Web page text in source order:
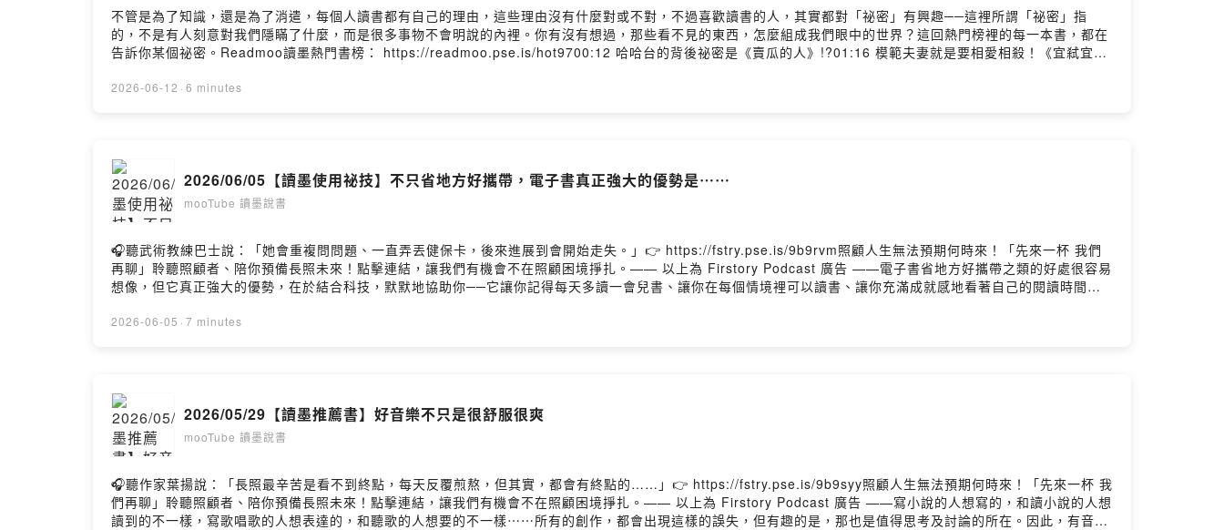
不管是為了知識，還是為了消遣，每個人讀書都有自己的理由，這些理由沒有什麼對或不對，不過喜歡讀書的人，其實都對「祕密」有興趣──這裡所謂「祕密」指
的，不是有人刻意對我們隱瞞了什麼，而是很多事物不會明說的內裡。你有沒有想過，那些看不見的東西，怎麼組成我們眼中的世界？這回熱門榜裡的每一本書，都在
告訴你某個祕密。Readmoo讀墨熱門書榜： https://readmoo.pse.is/hot9700:12 哈哈台的背後祕密是《賣瓜的人》!?01:16 模範夫妻就是要相愛相殺！《宜弒宜
彗星的吸血鬼》04:41 場景是歷史、結構是諜報、氛圍是科幻：《追殺黎明》我們提到的報導：【一週E書】小說裡說他長得像哈里遜福特但電影找的是湯姆漢克斯：
2026-06-12 · 6 minutes
2026/06/05【讀墨使用祕技】不只省地方好攜帶，電子書真正強大的優勢是⋯⋯
mooTube 讀墨說書
🎧聽武術教練巴士說：「她會重複問問題、一直弄丟健保卡，後來進展到會開始走失。」👉 https://fstry.pse.is/9b9rvm照顧人生無法預期何時來！「先來一杯 我們
再聊」聆聽照顧者、陪你預備長照未來！點擊連結，讓我們有機會不在照顧困境掙扎。—— 以上為 Firstory Podcast 廣告 ——電子書省地方好攜帶之類的好處很容易
想像，但它真正強大的優勢，在於結合科技，默默地協助你──它讓你記得每天多讀一會兒書、讓你在每個情境裡可以讀書、讓你充滿成就感地看著自己的閱讀時間一
群坐在一起讀同一本書，我們讀的速度讀的段落都各自不同，這個集體閱讀活動要怎樣才能讓人有互動交流？這回祕技，讓萊斯里告訴你該怎麼做。00:52 以20分鐘為
2026-06-05 · 7 minutes
2026/05/29【讀墨推薦書】好音樂不只是很舒服很爽
mooTube 讀墨說書
🎧聽作家葉揚說：「長照最辛苦是看不到終點，每天反覆煎熬，但其實，都會有終點的……」👉 https://fstry.pse.is/9b9syy照顧人生無法預期何時來！「先來一杯 我
們再聊」聆聽照顧者、陪你預備長照未來！點擊連結，讓我們有機會不在照顧困境掙扎。—— 以上為 Firstory Podcast 廣告 ——寫小說的人想寫的，和讀小說的人想
讀到的不一樣，寫歌唱歌的人想表達的，和聽歌的人想要的不一樣⋯⋯所有的創作，都會出現這樣的誤失，但有趣的是，那也是值得思考及討論的所在。因此，有音樂